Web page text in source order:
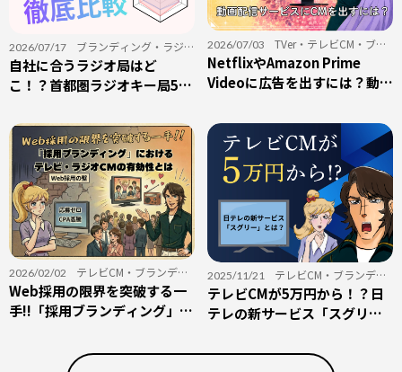
2026/07/17 ブランディング ・ ラジオ
CM・関東エリア・音声広告
自社に合うラジオ局はど
こ！？首都圏ラジオキー局5局
底比較
2026/07/03 TVer・ テレビCM ・ ブラ
ンディング・動画配信サービス・
NetflixやAmazon Prime
Videoに広告を出すには？動画
初心者向けに解説
2026/02/02 テレビCM ・ ブランディ
ング・ラジオCM・採用
Web採用の限界を突破する一
手!!「採用ブランディング」に
2025/11/21 テレビCM ・ ブランディ
ング
テレビCMが5万円から！？日
テレの新サービス「スグリ